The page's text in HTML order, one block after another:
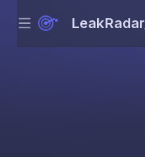
Menu LeakRadar